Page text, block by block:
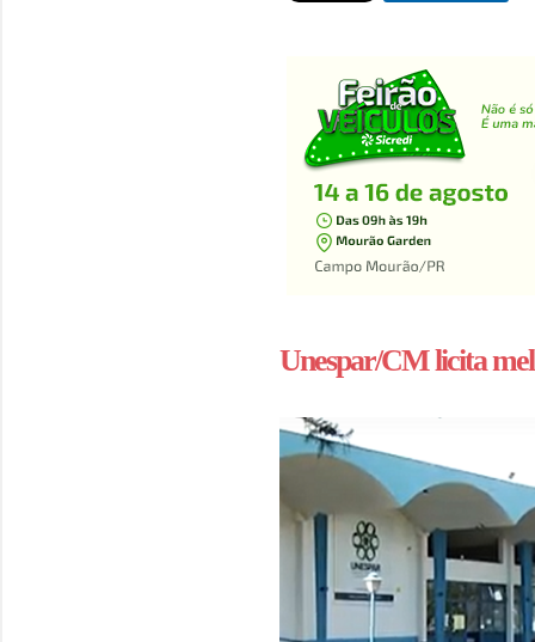
Unespar/CM licita